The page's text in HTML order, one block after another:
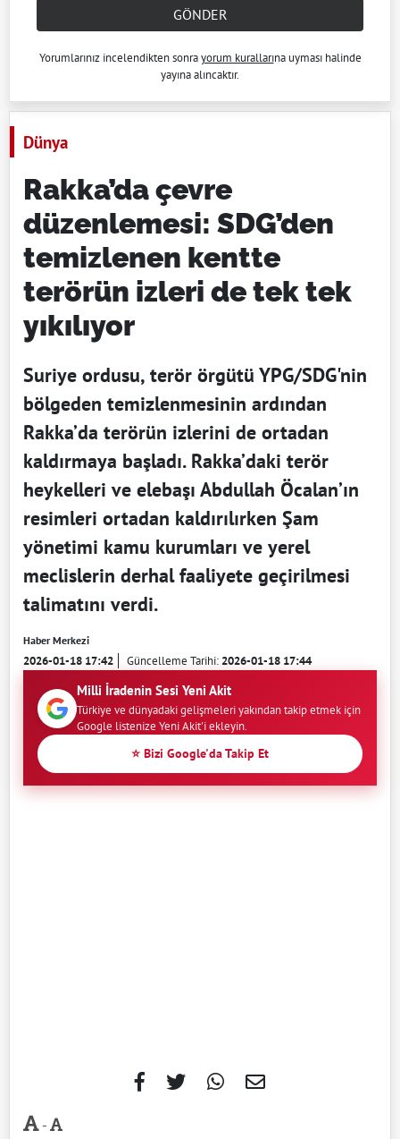
GÖNDER
Yorumlarınız incelendikten sonrayorum kurallarına uyması halinde
yayına alıncaktır.
Dünya
Rakka’da çevre
düzenlemesi: SDG’den
temizlenen kentte
terörün izleri de tek tek
yıkılıyor
Suriye ordusu, terör örgütü YPG/SDG'nin
bölgeden temizlenmesinin ardından
Rakka’da terörün izlerini de ortadan
kaldırmaya başladı. Rakka’daki terör
heykelleri ve elebaşı Abdullah Öcalan’ın
resimleri ortadan kaldırılırken Şam
yönetimi kamu kurumları ve yerel
meclislerin derhal faaliyete geçirilmesi
talimatını verdi.
Haber Merkezi
2026-01-18 17:42 Güncelleme Tarihi:2026-01-18 17:44
Milli İradenin Sesi Yeni Akit
Türkiye ve dünyadaki gelişmeleri yakından takip etmek için
Google listenize Yeni Akit'i ekleyin.
⭐ Bizi Google'da Takip Et
-